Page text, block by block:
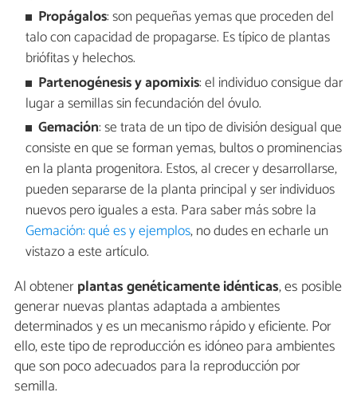
Propágalos: son pequeñas yemas que proceden del
talo con capacidad de propagarse. Es típico de plantas
briófitas y helechos.
Partenogénesis y apomixis: el individuo consigue dar
lugar a semillas sin fecundación del óvulo.
Gemación: se trata de un tipo de división desigual que
consiste en que se forman yemas, bultos o prominencias
en la planta progenitora. Estos, al crecer y desarrollarse,
pueden separarse de la planta principal y ser individuos
nuevos pero iguales a esta. Para saber más sobre la
Gemación: qué es y ejemplos, no dudes en echarle un
vistazo a este artículo.
Al obtenerplantas genéticamente idénticas, es posible
generar nuevas plantas adaptada a ambientes
determinados y es un mecanismo rápido y eficiente. Por
ello, este tipo de reproducción es idóneo para ambientes
que son poco adecuados para la reproducción por
semilla.